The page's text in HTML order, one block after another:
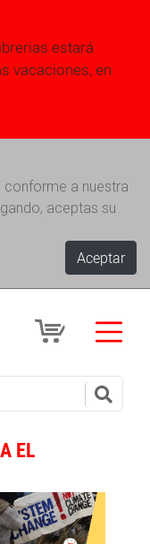
estará
vacaciones, en
a nuestra
aceptas su
Aceptar
EL